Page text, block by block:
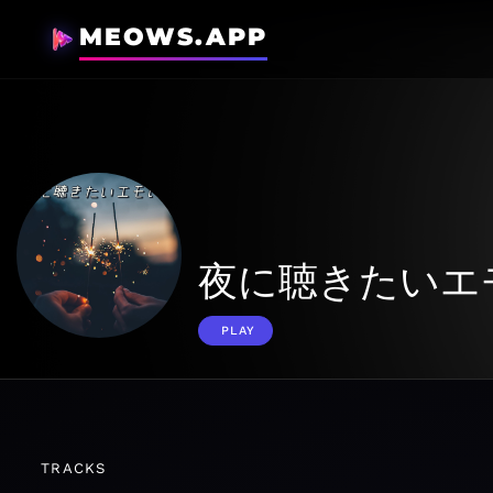
MEOWS.APP
夜に聴きたいエ
PLAY
TRACKS